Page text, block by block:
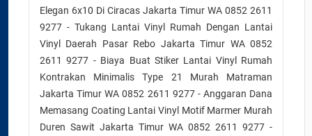
Elegan 6x10 Di Ciracas Jakarta Timur WA 0852 2611
9277 - Tukang Lantai Vinyl Rumah Dengan Lantai
Vinyl Daerah Pasar Rebo Jakarta Timur WA 0852
2611 9277 - Biaya Buat Stiker Lantai Vinyl Rumah
Kontrakan Minimalis Type 21 Murah Matraman
Jakarta Timur WA 0852 2611 9277 - Anggaran Dana
Memasang Coating Lantai Vinyl Motif Marmer Murah
Duren Sawit Jakarta Timur WA 0852 2611 9277 -